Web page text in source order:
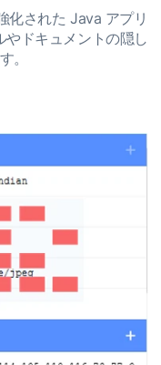
化された Java アプリ
ドキュメントの隠し
。